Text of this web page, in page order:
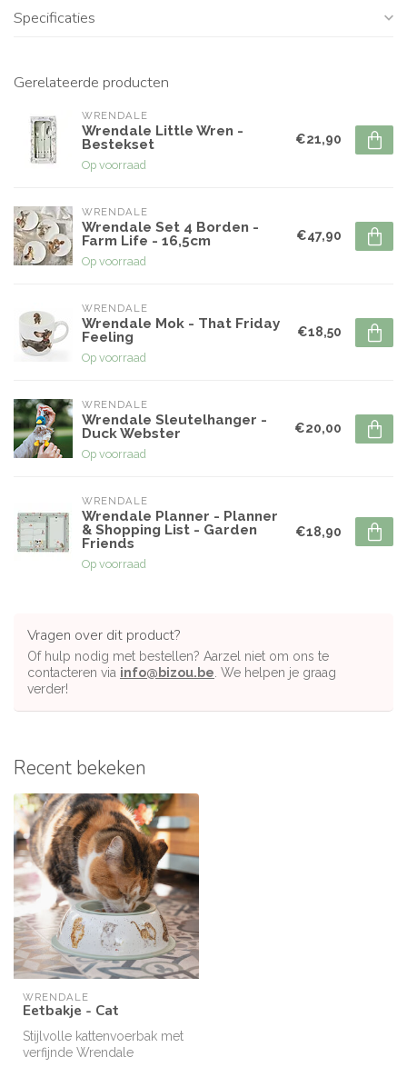
Specificaties
Gerelateerde producten
WRENDALE
Wrendale Little Wren -
Bestekset
Op voorraad
€21,90
WRENDALE
Wrendale Set 4 Borden -
Farm Life - 16,5cm
Op voorraad
€47,90
WRENDALE
Wrendale Mok - That Friday
Feeling
Op voorraad
€18,50
WRENDALE
Wrendale Sleutelhanger -
Duck Webster
Op voorraad
€20,00
WRENDALE
Wrendale Planner - Planner
& Shopping List - Garden
Friends
Op voorraad
€18,90
Vragen over dit product?
Of hulp nodig met bestellen? Aarzel niet om ons te
contacteren via info@bizou.be . We helpen je graag
verder!
Recent bekeken
WRENDALE
Eetbakje - Cat
Stijlvolle kattenvoerbak met
verfijnde Wrendale